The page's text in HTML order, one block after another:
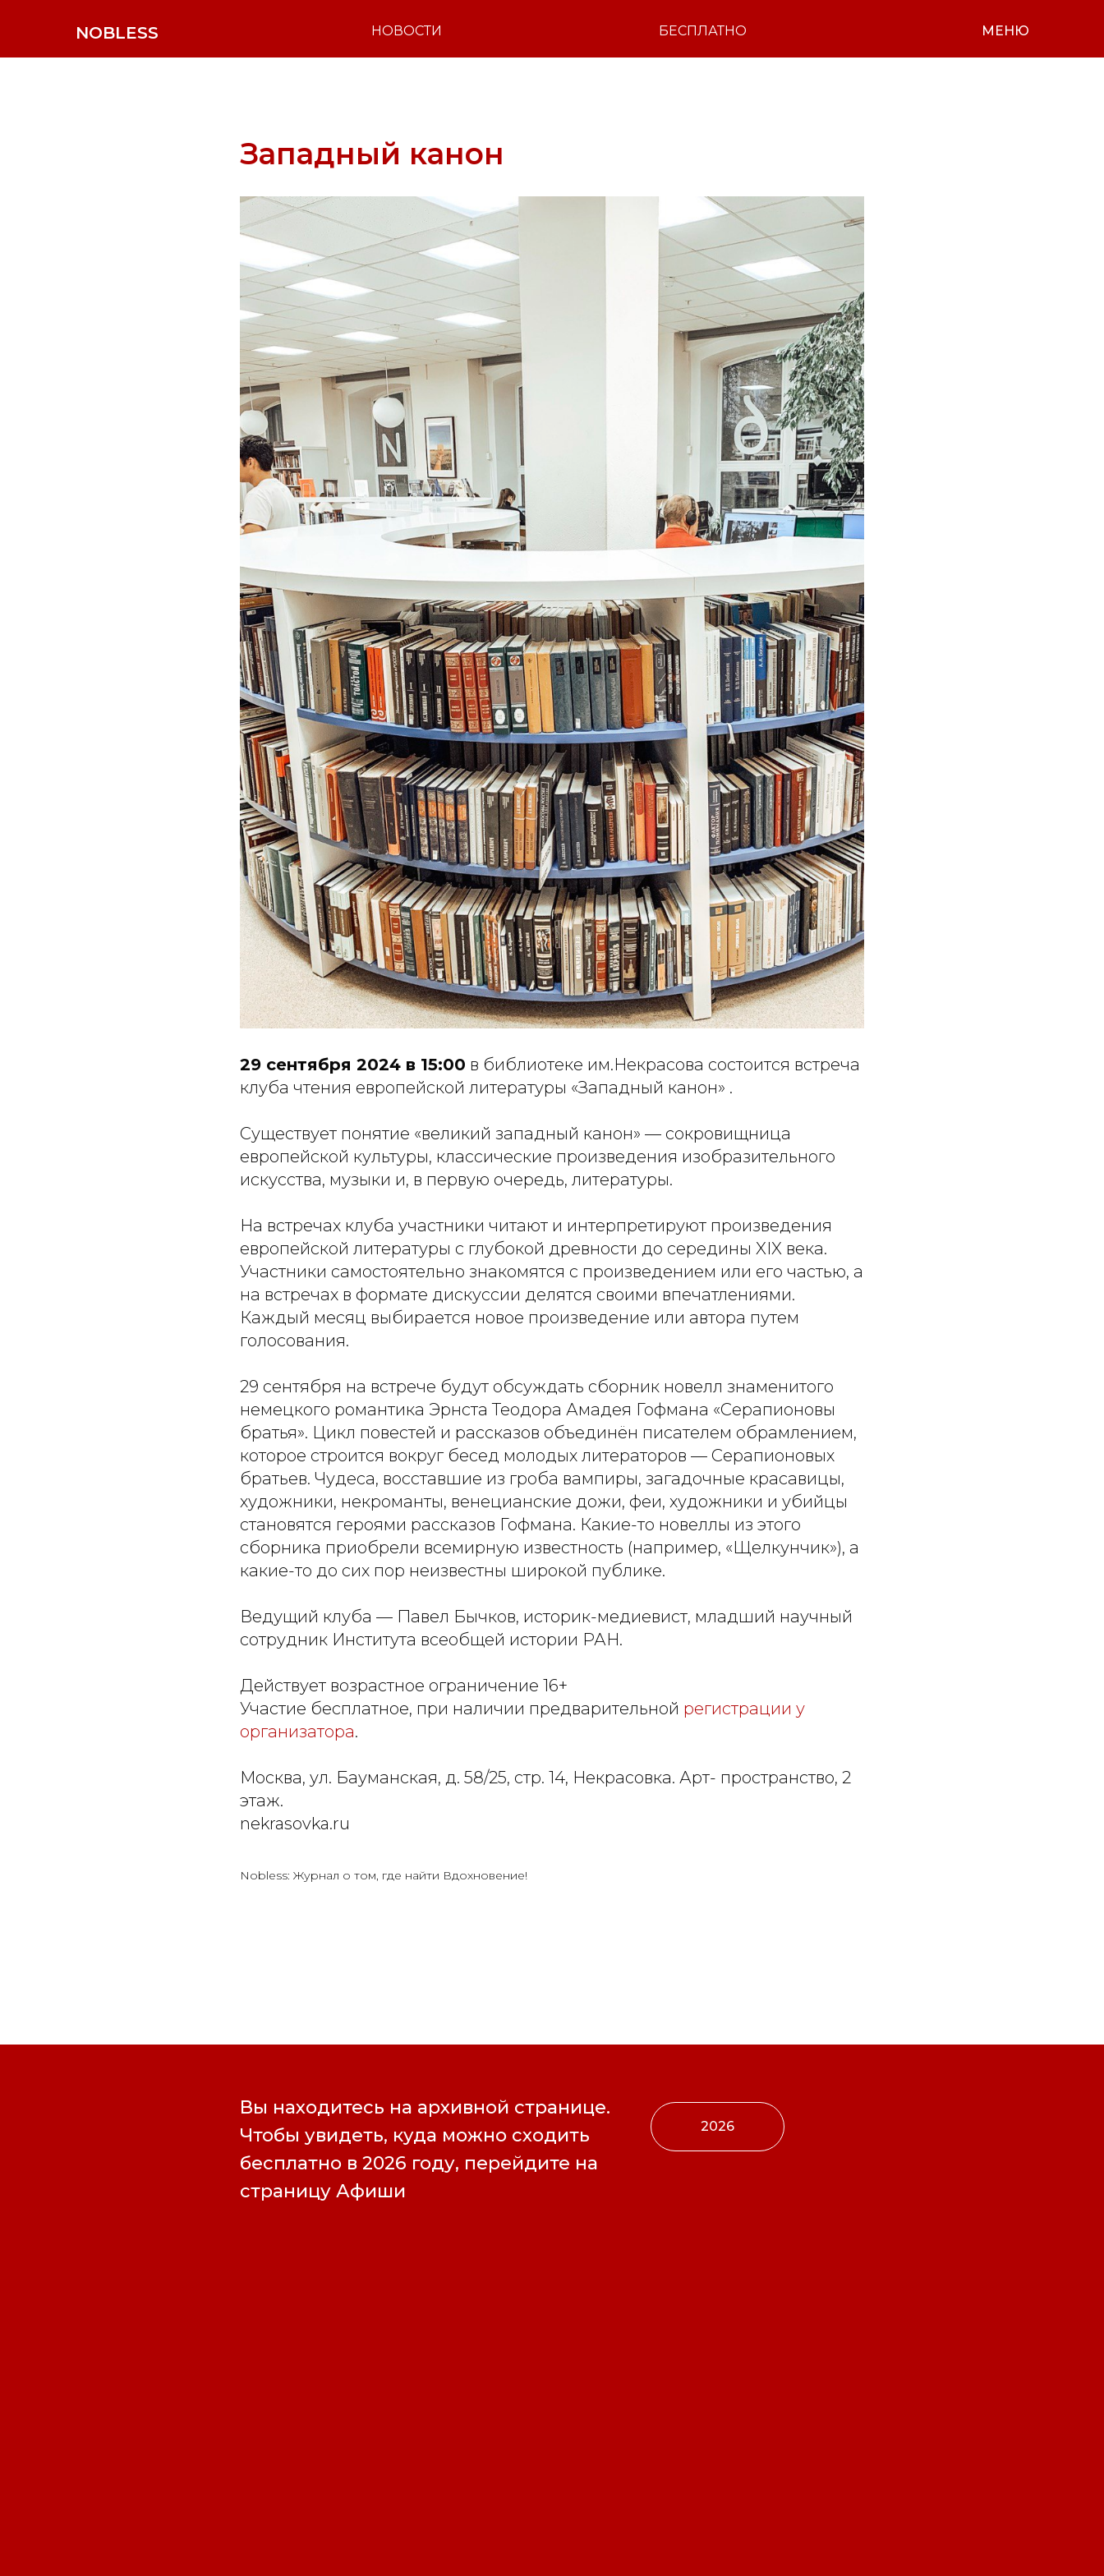
NOBLESS МЕНЮ
НОВОСТИ БЕСПЛАТНО
Западный канон
29 сентября 2024 в 15:00 в библиотеке им.Некрасова состоится встреча
клуба чтения европейской литературы «Западный канон» .
Существует понятие «великий западный канон» — сокровищница
европейской культуры, классические произведения изобразительного
искусства, музыки и, в первую очередь, литературы.
На встречах клуба участники читают и интерпретируют произведения
европейской литературы с глубокой древности до середины XIX века.
Участники самостоятельно знакомятся с произведением или его частью, а
на встречах в формате дискуссии делятся своими впечатлениями.
Каждый месяц выбирается новое произведение или автора путем
голосования.
29 сентября на встрече будут обсуждать сборник новелл знаменитого
немецкого романтика Эрнста Теодора Амадея Гофмана «Серапионовы
братья». Цикл повестей и рассказов объединён писателем обрамлением,
которое строится вокруг бесед молодых литераторов — Серапионовых
братьев. Чудеса, восставшие из гроба вампиры, загадочные красавицы,
художники, некроманты, венецианские дожи, феи, художники и убийцы
становятся героями рассказов Гофмана. Какие-то новеллы из этого
сборника приобрели всемирную известность (например, «Щелкунчик»), а
какие-то до сих пор неизвестны широкой публике.
Ведущий клуба — Павел Бычков, историк-медиевист, младший научный
сотрудник Института всеобщей истории РАН.
Действует возрастное ограничение 16+
Участие бесплатное, при наличии предварительной регистрации у
организатора.
Москва, ул. Бауманская, д. 58/25, стр. 14, Некрасовка. Арт- пространство, 2
этаж.
nekrasovka.ru
Nobless: Журнал о том, где найти Вдохновение!
Вы находитесь на архивной странице.
Чтобы увидеть, куда можно сходить
бесплатно в 2026 году, перейдите на
страницу Афиши
2026